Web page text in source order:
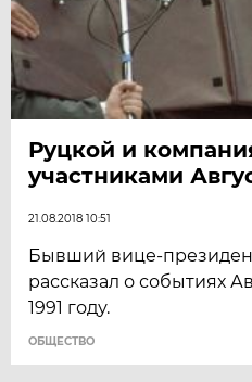
Руцкой и
участниками
21.08.2018 10:51
​Бывший вице-
рассказал о событиях
1991 году.
ОБЩЕСТВО